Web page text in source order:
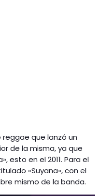
que lanzó un
de la misma, ya que
esto en el 2011. Para el
«Suyana», con el
mismo de la banda.